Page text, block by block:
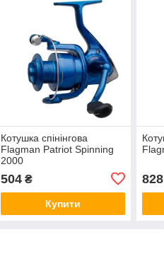
Котушка спінінгова
Flagman Patriot Spinning
2000
504₴
Купити
828